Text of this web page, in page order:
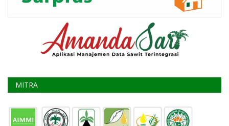
MITRA